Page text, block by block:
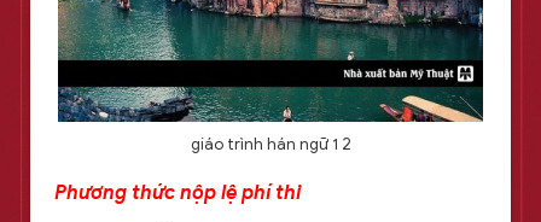
giáo trình hán ngữ 1 2
Phương thức nộp lệ phí thi